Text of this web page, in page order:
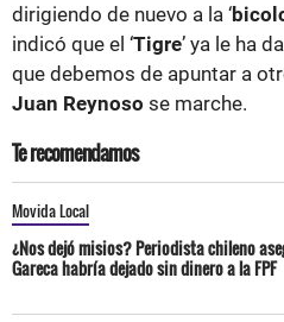
dirigiendo de nuevo a la ‘
indicó que el ‘Tigre’ ya le ha
que debemos de apuntar a
Juan Reynoso se marche.
Te recomendamos
Movida Local
¿Nos dejó misios? Periodista chileno
Gareca habría dejado sin dinero a la FPF